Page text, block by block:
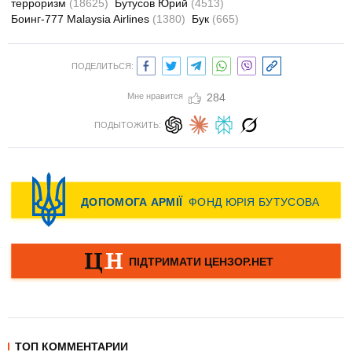
терроризм (18625) Бутусов Юрий (4513)
Боинг-777 Malaysia Airlines (1380) Бук (665)
ПОДЕЛИТЬСЯ:
Мне нравится 284
ПОДЫТОЖИТЬ:
ТОП КОММЕНТАРИИ